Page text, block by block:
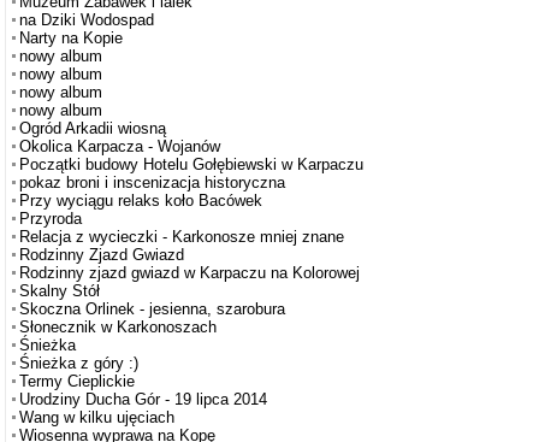
na Dziki Wodospad
Narty na Kopie
nowy album
nowy album
nowy album
nowy album
Ogród Arkadii wiosną
Okolica Karpacza - Wojanów
Początki budowy Hotelu Gołębiewski w Karpaczu
pokaz broni i inscenizacja historyczna
Przy wyciągu relaks koło Bacówek
Przyroda
Relacja z wycieczki - Karkonosze mniej znane
Rodzinny Zjazd Gwiazd
Rodzinny zjazd gwiazd w Karpaczu na Kolorowej
Skalny Stół
Skoczna Orlinek - jesienna, szarobura
Słonecznik w Karkonoszach
Śnieżka
Śnieżka z góry :)
Termy Cieplickie
Urodziny Ducha Gór - 19 lipca 2014
Wang w kilku ujęciach
Wiosenna wyprawa na Kopę